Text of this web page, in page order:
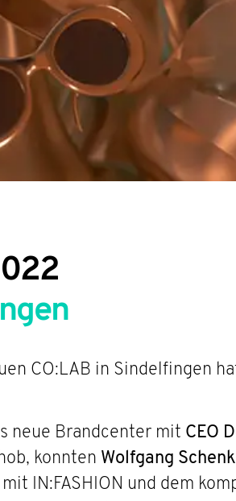
CO:LAB in Sindelfingen
neue Brandcenter mit CEO
konnten Wolfgang
IN:FASHION und dem